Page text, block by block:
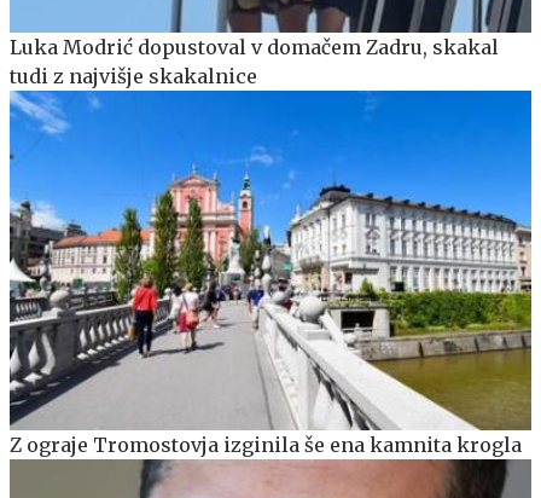
Luka Modrić dopustoval v domačem Zadru, skakal
tudi z najvišje skakalnice
Z ograje Tromostovja izginila še ena kamnita krogla